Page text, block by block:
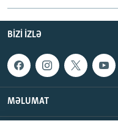
BIZI IZLƏ
MƏLUMAT